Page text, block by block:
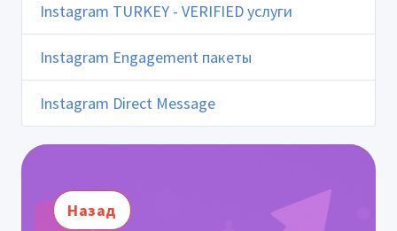
Instagram TURKEY - VERIFIED услуги
Instagram Engagement пакеты
Instagram Direct Message
Назад